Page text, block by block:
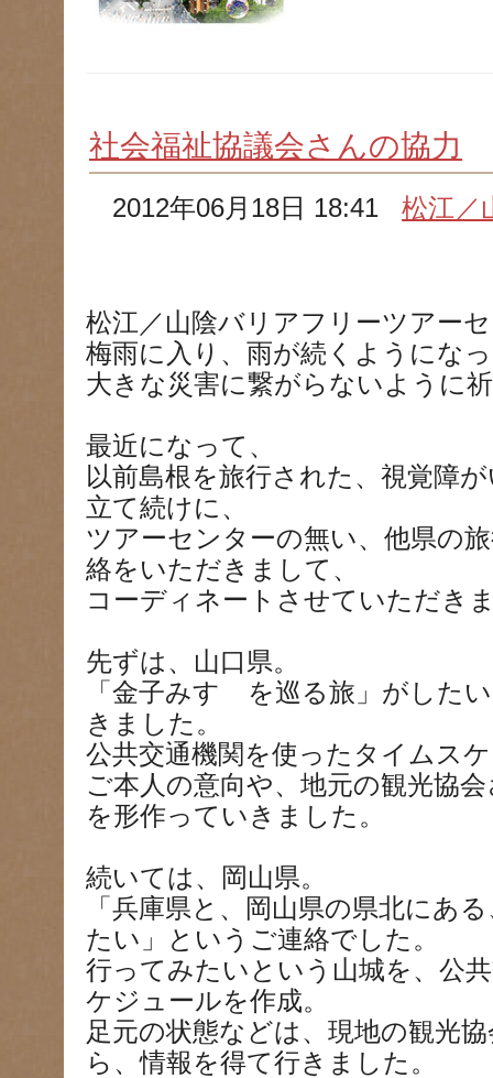
社会福祉協議会さんの協力
2012年06月18日 18:41松江／
松江／山陰バリアフリーツアー
梅雨に入り、雨が続くようにな
大きな災害に繋がらないように
最近になって、
以前島根を旅行された、視覚障
立て続けに、
ツアーセンターの無い、他県の
絡をいただきまして、
コーディネートさせていただき
先ずは、山口県。
「金子みすゞを巡る旅」がした
きました。
公共交通機関を使ったタイムス
ご本人の意向や、地元の観光協
を形作っていきました。
続いては、岡山県。
「兵庫県と、岡山県の県北にあ
たい」というご連絡でした。
行ってみたいという山城を、公
ケジュールを作成。
足元の状態などは、現地の観光
ら、情報を得て行きました。